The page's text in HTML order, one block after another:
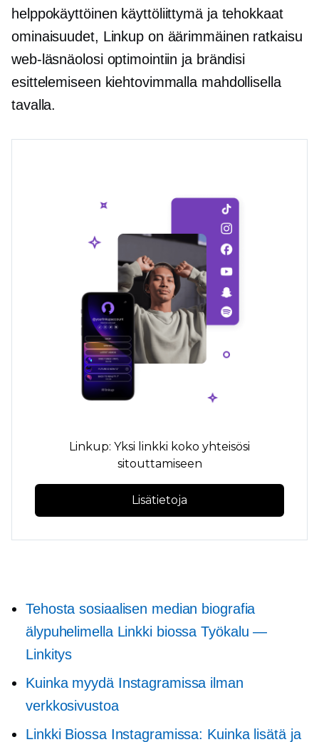
helppokäyttöinen käyttöliittymä ja tehokkaat
ominaisuudet, Linkup on äärimmäinen ratkaisu
web-läsnäolosi optimointiin ja brändisi
esittelemiseen kiehtovimmalla mahdollisella
tavalla.
Linkup: Yksi linkki koko yhteisösi
sitouttamiseen
Lisätietoja
Tehosta sosiaalisen median biografia
älypuhelimella Linkki biossa Työkalu —
Linkitys
Kuinka myydä Instagramissa ilman
verkkosivustoa
Linkki Biossa Instagramissa: Kuinka lisätä ja